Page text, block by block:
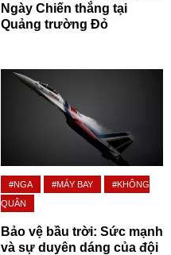
Ngày Chiến thắng tại
Quảng trường Đỏ
#NGA #MÁY BAY
#KHÔNG
QUÂN
Bảo vệ bầu trời: Sức mạnh
và sự duyên dáng của đội